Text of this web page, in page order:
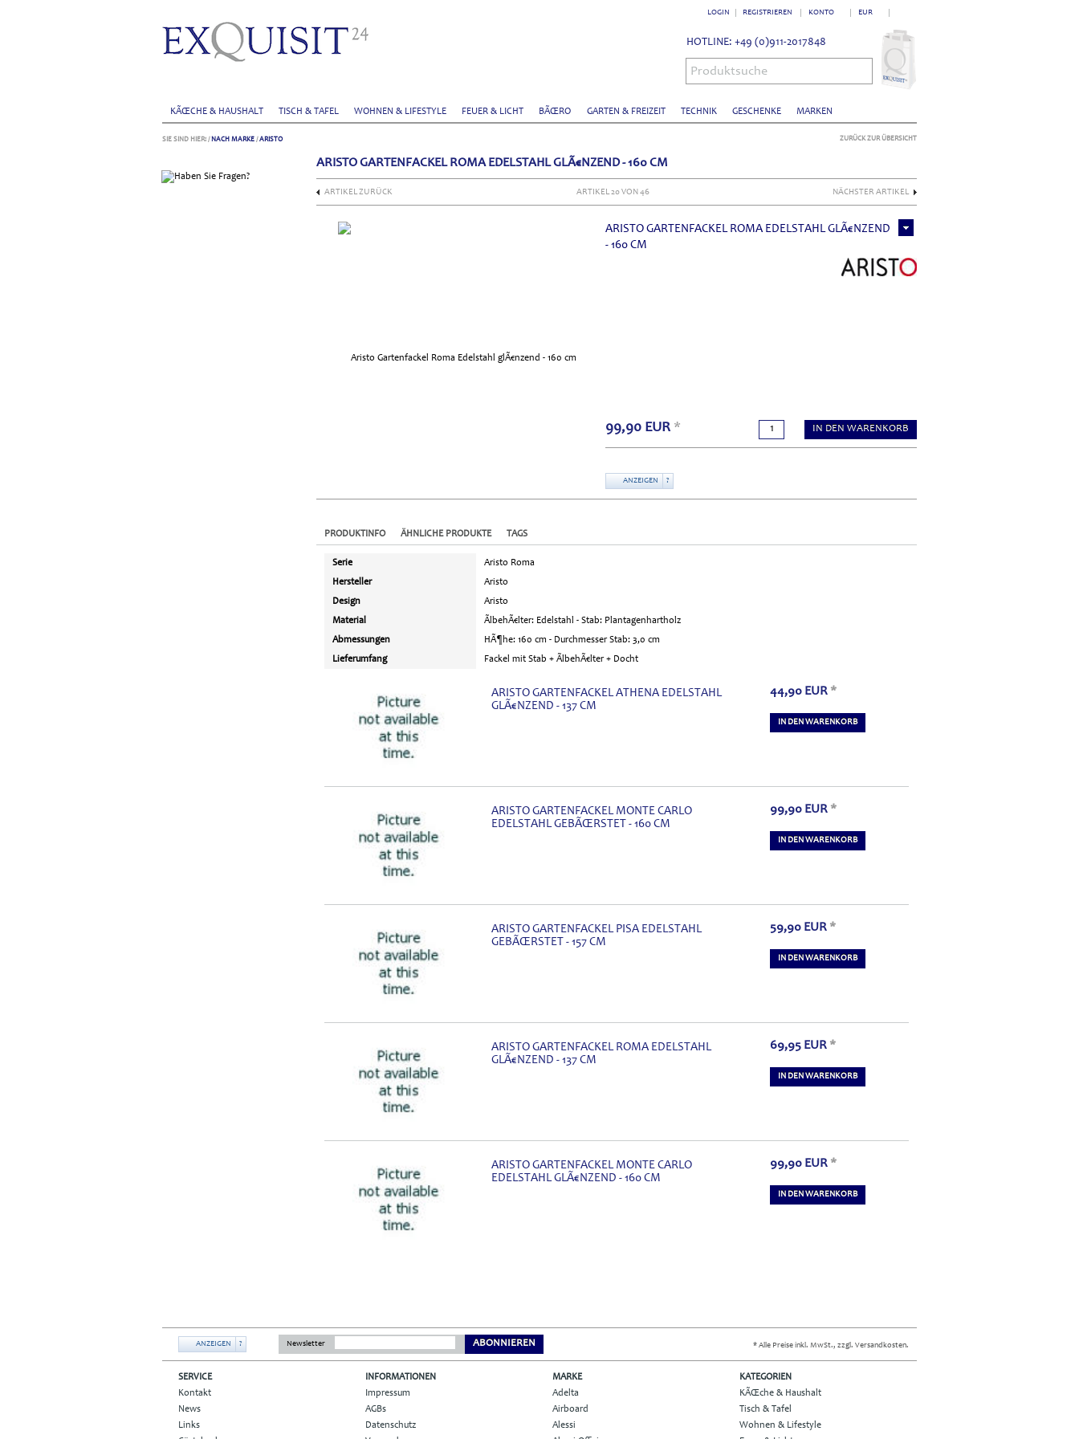
EUR
KONTO
LOGIN REGISTRIEREN
KÃŒCHE & HAUSHALT TISCH & TAFEL WOHNEN & LIFESTYLE FEUER & LICHT BÃŒRO GARTEN & FREIZEIT TECHNIK GESCHENKE MARKEN
HOTLINE: +49 (0)911-2017848
Produktsuche
SIE SIND HIER: / NACH MARKE /ARISTO ZURÜCK ZUR ÜBERSICHT
ARISTO GARTENFACKEL ROMA EDELSTAHL GLÃ€NZEND - 160 CM
ARTIKEL ZURÜCK ARTIKEL 20 VON 46 NÄCHSTER ARTIKEL
ARISTO GARTENFACKEL ROMA EDELSTAHL GLÃ€NZEND
- 160 CM
99,90 EUR * IN DEN WARENKORB
ANZEIGEN ?
PRODUKTINFO ÄHNLICHE PRODUKTE TAGS
Serie
Aristo Roma
Hersteller
Aristo
Design
Aristo
Material
ÃlbehÃ€lter: Edelstahl - Stab: Plantagenhartholz
Abmessungen
HÃ¶he: 160 cm - Durchmesser Stab: 3,0 cm
Lieferumfang
Fackel mit Stab + ÃlbehÃ€lter + Docht
ARISTO GARTENFACKEL ATHENA EDELSTAHL
GLÃ€NZEND - 137 CM
44,90 EUR *
IN DEN WARENKORB
ARISTO GARTENFACKEL MONTE CARLO
EDELSTAHL GEBÃŒRSTET - 160 CM
99,90 EUR *
IN DEN WARENKORB
ARISTO GARTENFACKEL PISA EDELSTAHL
GEBÃŒRSTET - 157 CM
59,90 EUR *
IN DEN WARENKORB
ARISTO GARTENFACKEL ROMA EDELSTAHL
GLÃ€NZEND - 137 CM
69,95 EUR *
IN DEN WARENKORB
ARISTO GARTENFACKEL MONTE CARLO
EDELSTAHL GLÃ€NZEND - 160 CM
99,90 EUR *
IN DEN WARENKORB
ANZEIGEN ? Newsletter ABONNIEREN * Alle Preise inkl. MwSt., zzgl. Versandkosten.
SERVICE
Kontakt
News
Links
INFORMATIONEN
Impressum
AGBs
Datenschutz
MARKE
Adelta
Airboard
Alessi
KATEGORIEN
KÃŒche & Haushalt
Tisch & Tafel
Wohnen & Lifestyle